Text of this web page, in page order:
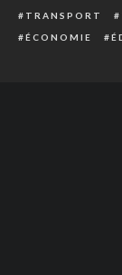
TRANSPORT
ÉCONOMIE